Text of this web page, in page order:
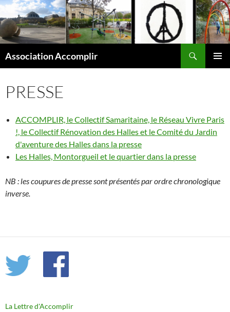
Aller
au
contenu
Association Accomplir
PRESSE
ACCOMPLIR, le Collectif Samaritaine, le Réseau Vivre Paris
!, le Collectif Rénovation des Halles et le Comité du Jardin
d'aventure des Halles dans la presse
Les Halles, Montorgueil et le quartier dans la presse
NB : les coupures de presse sont présentés par ordre chronologique
inverse.
La Lettre d'Accomplir